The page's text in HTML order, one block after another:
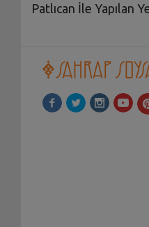
Patlıcan İle Yapılan
Temmuz, Ağustos ve
patlıcanlı paça,
Patlıcanın iyisini
farklı şekillerde
Patlıcan tüm
yumuşak bir dokuya